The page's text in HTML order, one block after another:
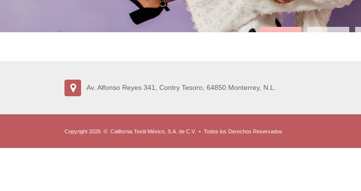
Av. Alfonso Reyes 341, Contry Tesoro, 64850 Monterrey, N.L.
Copyright 2026 © California Textil México, S.A. de C.V. • Todos los Derechos Reservados